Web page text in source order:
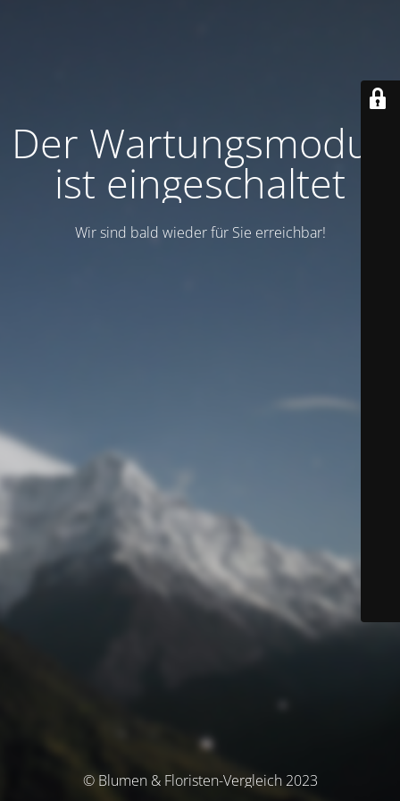
Der Wartungsmodus
ist eingeschaltet
Wir sind bald wieder für Sie erreichbar!
© Blumen & Floristen-Vergleich 2023